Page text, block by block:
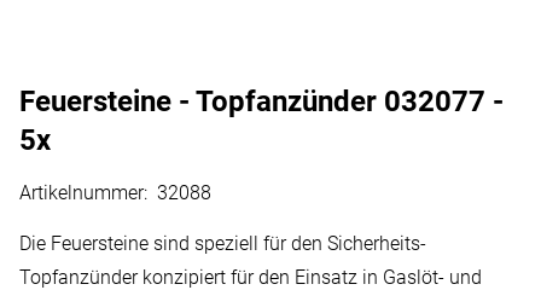
Feuersteine - Topfanzünder 032077 -
5x
Artikelnummer: 32088
Die Feuersteine sind speziell für den Sicherheits-
Topfanzünder konzipiert für den Einsatz in Gaslöt- und